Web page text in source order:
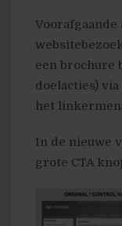
Voorafgaande
een brochure
doelacties)
het
In de nieuwe
grote CTA